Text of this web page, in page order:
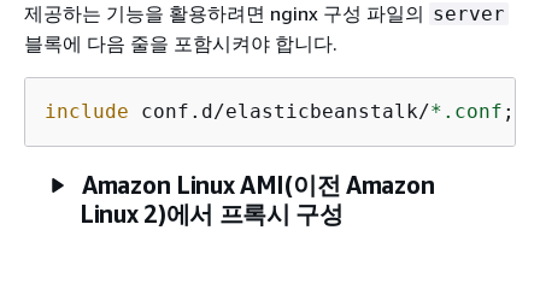
제공하는 기능을 활용하려면 nginx 구성 파일의 server
블록에 다음 줄을 포함시켜야 합니다.
include conf.d/elasticbeanstalk/*.conf ;
Amazon Linux AMI(이전 Amazon
Linux 2)에서 프록시 구성